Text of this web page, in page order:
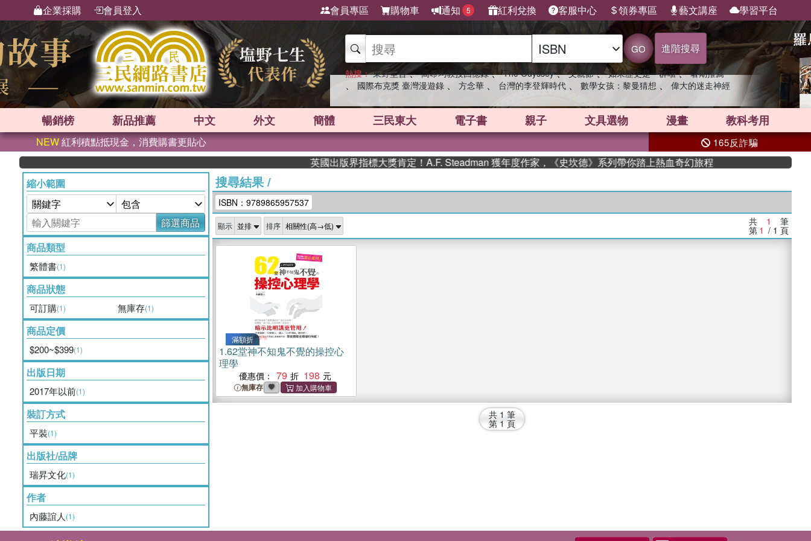
企業採購 會員登入 會員專區 購物車 通知 5 紅利兌換 客服中心 領券專區 藝文講座 學習平台
GO 進階搜尋
熱搜： 東野圭吾 、 高希均教授回憶錄 、 The Odyssey 、 父親節 、 如果歷史是一群喵 、 暑期推薦
、 國際布克獎 臺灣漫遊錄 、 方念華 、 台灣的李登輝時代 、 數學女孩：黎曼猜想 、 偉大的迷走神經
暢銷榜 新品推薦 中文 外文 簡體 三民東大 電子書 親子 文具選物 漫畫 教科考用
NEW紅利積點抵現金，消費購書更貼心 165反詐騙
英國出版界指標大獎肯定！A.F. Steadman 獲年度作家，《史坎德》系列帶你踏上熱血奇幻旅程
縮小範圍
篩選商品
商品類型
繁體書(1)
商品狀態
可訂購(1) 無庫存(1)
商品定價
$200~$399(1)
出版日期
2017年以前(1)
裝訂方式
平裝(1)
出版社/品牌
瑞昇文化(1)
作者
內藤誼人 (1)
搜尋結果/
ISBN：9789865957537
顯示 排序 共 1 筆
第 1 / 1 頁
滿額折
1.62堂神不知鬼不覺的操控心
理學
優惠價： 79 198
無庫存
共 1 筆
第 1 頁